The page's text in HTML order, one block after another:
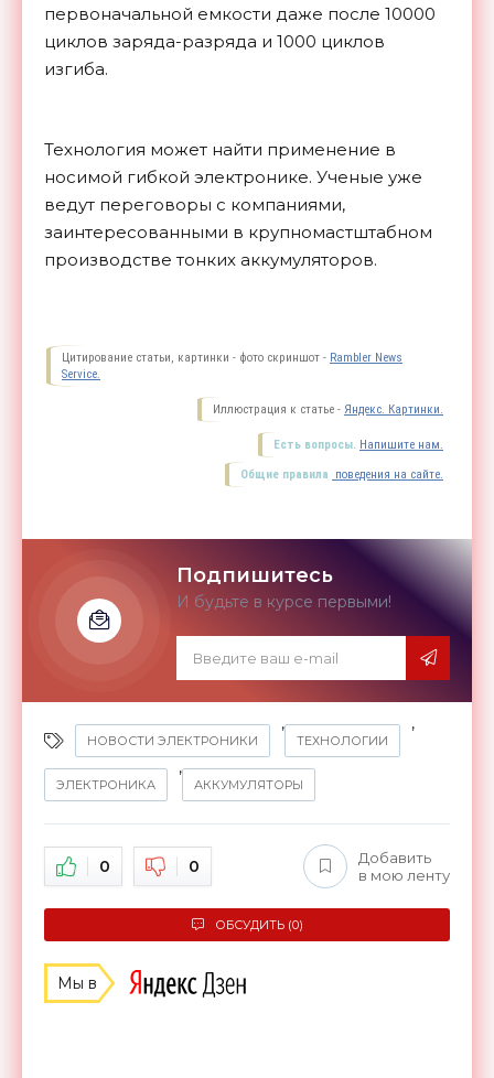
первоначальной емкости даже после 10000
циклов заряда-разряда и 1000 циклов
изгиба.
Технология может найти применение в
носимой гибкой электронике. Ученые уже
ведут переговоры с компаниями,
заинтересованными в крупномастштабном
производстве тонких аккумуляторов.
Цитирование статьи, картинки - фото скриншот - Rambler News
Service.
Иллюстрация к статье - Яндекс. Картинки.
Есть вопросы. Напишите нам.
Общие правила поведения на сайте.
Подпишитесь
И будьте в курсе первыми!
НОВОСТИ ЭЛЕКТРОНИКИ
,
ТЕХНОЛОГИИ
,
ЭЛЕКТРОНИКА
,
АККУМУЛЯТОРЫ
0 0
Добавить
в мою ленту
ОБСУДИТЬ (0)
Мы в